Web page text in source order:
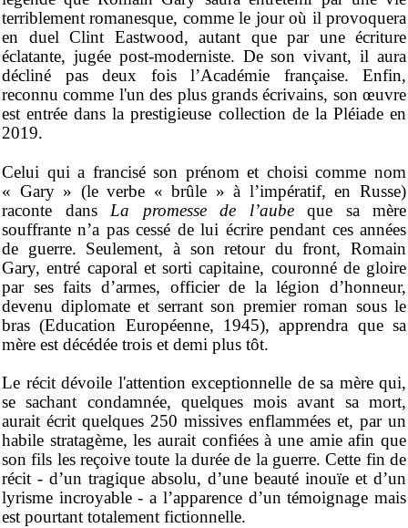
terriblement romanesque, comme le jour où il provoquera
en duel Clint Eastwood, autant que par une écriture
éclatante, jugée post-moderniste. De son vivant, il aura
décliné pas deux fois l’Académie française. Enfin,
reconnu comme l'un des plus grands écrivains, son œuvre
est entrée dans la prestigieuse collection de la Pléiade en
2019.
Celui qui a francisé son prénom et choisi comme nom
« Gary » (le verbe « brûle » à l’impératif, en Russe)
raconte dans La promesse de l’aube que sa mère
souffrante n’a pas cessé de lui écrire pendant ces années
de guerre. Seulement, à son retour du front, Romain
Gary, entré caporal et sorti capitaine, couronné de gloire
par ses faits d’armes, officier de la légion d’honneur,
devenu diplomate et serrant son premier roman sous le
bras (Education Européenne, 1945), apprendra que sa
mère est décédée trois et demi plus tôt.
Le récit dévoile l'attention exceptionnelle de sa mère qui,
se sachant condamnée, quelques mois avant sa mort,
aurait écrit quelques 250 missives enflammées et, par un
habile stratagème, les aurait confiées à une amie afin que
son fils les reçoive toute la durée de la guerre. Cette fin de
récit - d’un tragique absolu, d’une beauté inouïe et d’un
lyrisme incroyable - a l’apparence d’un témoignage mais
est pourtant totalement fictionnelle.